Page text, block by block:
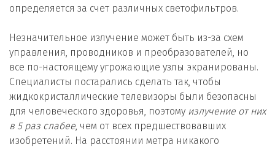
определяется за счет различных светофильтров.
Незначительное излучение может быть из-за схем
управления, проводников и преобразователей, но
все по-настоящему угрожающие узлы экранированы.
Специалисты постарались сделать так, чтобы
жидкокристаллические телевизоры были безопасны
для человеческого здоровья, поэтому излучение от них
в 5 раз слабее , чем от всех предшествовавших
изобретений. На расстоянии метра никакого